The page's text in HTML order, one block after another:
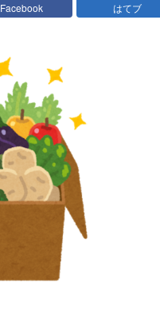
Facebook はてブ